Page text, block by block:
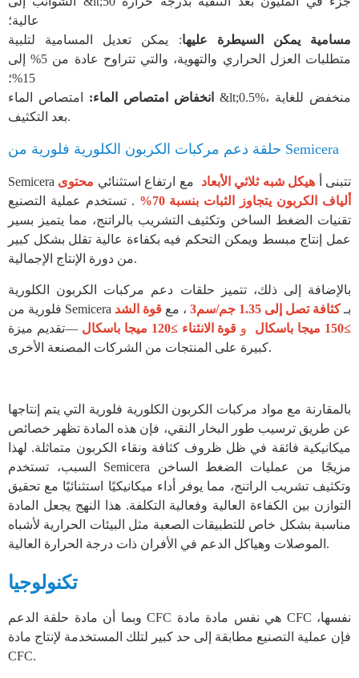
عالية؛
مسامية يمكن السيطرة عليها: يمكن تعديل المسامية لتلبية
متطلبات العزل الحراري والتهوية، والتي تتراوح عادة من 5% إلى
15%؛
انخفاض امتصاص الماء: امتصاص الماء &lt;0.5%، منخفض للغاية
بعد التكثيف.
حلقة دعم مركبات الكربون الكلورية فلورية من Semicera
Semicera تتبنى أ هيكل شبه ثلاثي الأبعاد مع ارتفاع استثنائي محتوى
ألياف الكربون يتجاوز الثبات بنسبة 70%
. تستخدم عملية التصنيع
تقنيات الضغط الساخن وتكثيف التشريب بالراتنج، مما يتميز بسير
عمل إنتاج مبسط ويمكن التحكم فيه بكفاءة عالية تقلل بشكل كبير
من دورة الإنتاج الإجمالية.
بالإضافة إلى ذلك، تتميز حلقات دعم مركبات الكربون الكلورية
فلورية من Semicera بـكثافة تصل إلى 1.35 جم/سم3 ، مع قوة الشد
≥150 ميجا باسكال
و قوة الانثناء ≥120 ميجا باسكال
—تقديم ميزة
كبيرة على المنتجات من الشركات المصنعة الأخرى.
بالمقارنة مع مواد مركبات الكربون الكلورية فلورية التي يتم إنتاجها
عن طريق ترسيب طور البخار النقي، فإن هذه المادة تظهر خصائص
ميكانيكية فائقة في ظل ظروف كثافة ونقاء الكربون متماثلة. لهذا
السبب، تستخدم Semicera مزيجًا من عمليات الضغط الساخن
وتكثيف تشريب الراتنج، مما يوفر أداء ميكانيكيًا استثنائيًا مع تحقيق
التوازن بين الكفاءة العالية وفعالية التكلفة. هذا النهج يجعل المادة
مناسبة بشكل خاص للتطبيقات الصعبة مثل البيئات الحرارية لأشباه
الموصلات وهياكل الدعم في الأفران ذات درجة الحرارة العالية.
تكنولوجيا
وبما أن مادة حلقة الدعم CFC هي نفس مادة مادة CFC نفسها،
فإن عملية التصنيع مطابقة إلى حد كبير لتلك المستخدمة لإنتاج مادة
CFC.